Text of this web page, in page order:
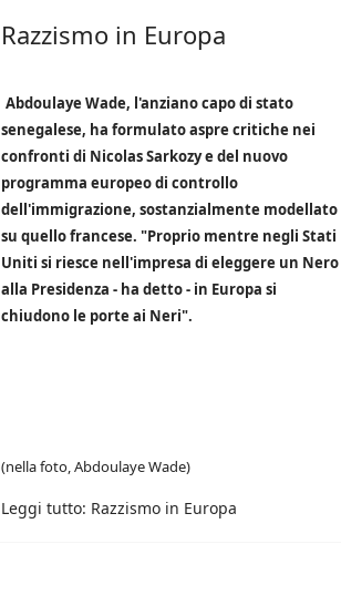
Razzismo in Europa
Abdoulaye Wade, l'anziano capo di stato
senegalese, ha formulato aspre critiche nei
confronti di Nicolas Sarkozy e del nuovo
programma europeo di controllo
dell'immigrazione, sostanzialmente modellato
su quello francese. "Proprio mentre negli Stati
Uniti si riesce nell'impresa di eleggere un Nero
alla Presidenza - ha detto - in Europa si
chiudono le porte ai Neri".
(nella foto, Abdoulaye Wade)
Leggi tutto: Razzismo in Europa